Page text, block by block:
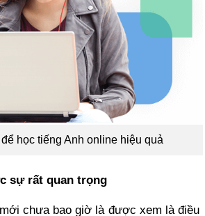
học tiếng Anh online hiệu quả
sự rất quan trọng
chưa bao giờ là được xem là điều